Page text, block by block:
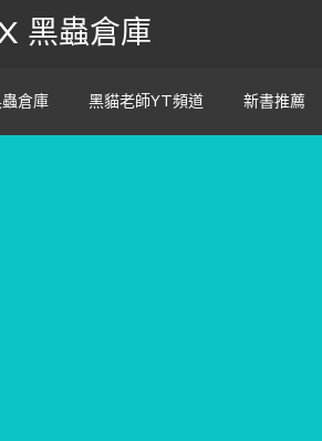
黑蟲倉庫
倉庫 黑貓老師YT頻道 新書推薦